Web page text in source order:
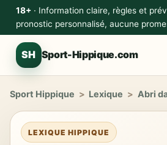
18+· Information claire, règles et
pronostic personnalisé, aucune
SH Sport-Hippique.com
Sport Hippique > Lexique > Abri
LEXIQUE HIPPIQUE